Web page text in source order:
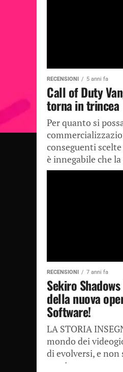
RECENSIONI 5 anni fa
Call of Duty
torna in trincea
Per quanto si
conseguenti
è innegabile che
RECENSIONI 7 anni fa
Sekiro
della nuova
Software!
LA STORIA
mondo dei
di evolversi, e
tecnico e...